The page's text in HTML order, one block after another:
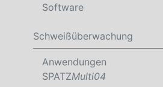
Software
Schweißüberwachung
Anwendungen
SPATZMulti04